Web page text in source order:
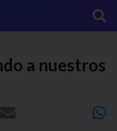
a nuestros